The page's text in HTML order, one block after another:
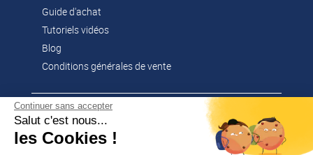
Continuer sans accepter
Salut c'est nous...
les Cookies !
Guide d'achat
Tutoriels vidéos
Blog
Conditions générales de vente
CONTACT
02 51 52 26 57
contacts@franssen-loisirs.fr